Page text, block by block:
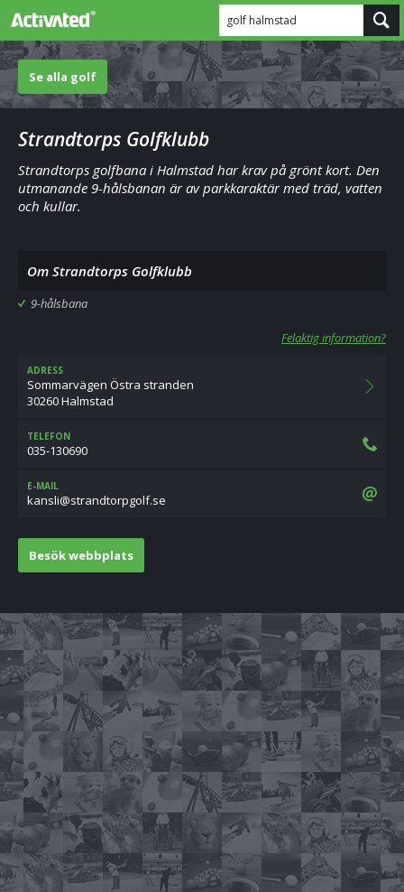
golf halmstad
Se alla golf
Strandtorps Golfklubb
Strandtorps golfbana i Halmstad har krav på grönt kort. Den
utmanande 9-hålsbanan är av parkkaraktär med träd, vatten
och kullar.
Om Strandtorps Golfklubb
9-hålsbana
Felaktig information?
ADRESS
Sommarvägen Östra stranden
30260 Halmstad
TELEFON
035-130690
E-MAIL
es.flogprotdnarts@ilsnak
Besök webbplats